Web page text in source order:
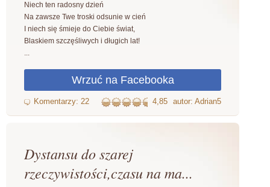
Niech ten radosny dzień
Na zawsze Twe troski odsunie w cień
I niech się śmieje do Ciebie świat,
Blaskiem szczęśliwych i długich lat!
...
4,85 autor: Adrian5
Dystansu do szarej
rzeczywistości,czasu na ma...